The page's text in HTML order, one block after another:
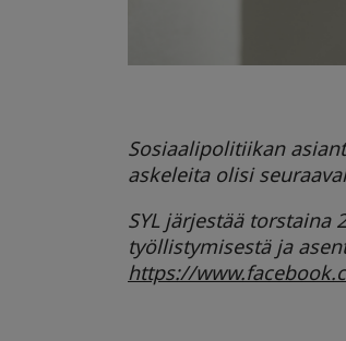
Sosiaalipolitiikan
askeleita olisi
SYL järjestää torstaina
työllistymisestä ja
https://